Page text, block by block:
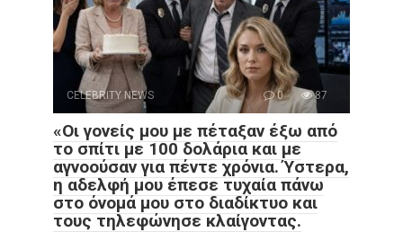
CELEBRITY NEWS 0 87
«Οι γονείς μου με πέταξαν έξω από
το σπίτι με 100 δολάρια και με
αγνοούσαν για πέντε χρόνια. Ύστερα,
η αδελφή μου έπεσε τυχαία πάνω
στο όνομά μου στο διαδίκτυο και
τους τηλεφώνησε κλαίγοντας.